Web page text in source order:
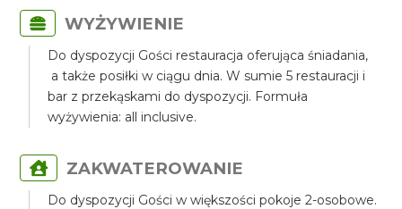
WYŻYWIENIE
Do dyspozycji Gości restauracja oferująca śniadania,
a także posiłki w ciągu dnia. W sumie 5 restauracji i
bar z przekąskami do dyspozycji. Formuła
wyżywienia: all inclusive.
ZAKWATEROWANIE
Do dyspozycji Gości w większości pokoje 2-osobowe.